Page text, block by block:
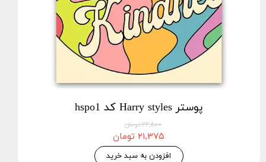
پوستر Harry styles کد hspo1
۲۲,۵۰۰ تومان
۲۱,۳۷۵ تومان
افزودن به سبد خرید